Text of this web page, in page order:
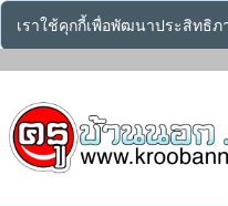
เราใช้คุกกี้เพื่อพัฒนาประสิทธิ